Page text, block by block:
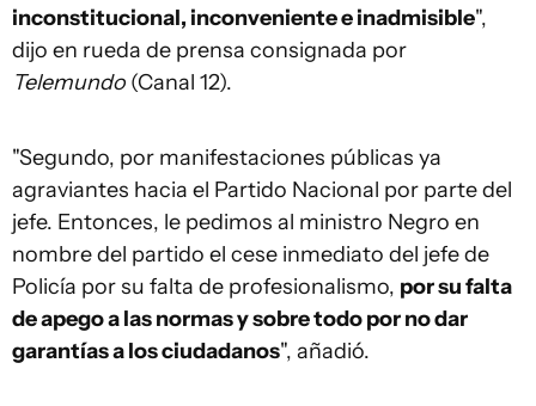
inconstitucional, inconveniente e inadmisible",
dijo en rueda de prensa consignada por
Telemundo (Canal 12).
"Segundo, por manifestaciones públicas ya
agraviantes hacia el Partido Nacional por parte del
jefe. Entonces, le pedimos al ministro Negro en
nombre del partido el cese inmediato del jefe de
Policía por su falta de profesionalismo, por su falta
de apego a las normas y sobre todo por no dar
garantías a los ciudadanos", añadió.